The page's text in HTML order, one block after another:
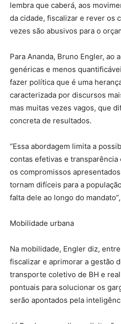
lembra que caberá, aos
da cidade, fiscalizar e rever os
vezes são abusivos para o
Para Ananda, Bruno Engler, ao
genéricas e menos
fazer política que é uma
caracterizada por discursos
mas muitas vezes vagos, que
concreta de resultados.
“Essa abordagem limita a
contas efetivas e transparência
os compromissos
tornam difíceis para a
falta dele ao longo do
Mobilidade urbana
Na mobilidade, Engler diz,
fiscalizar e aprimorar a gestão
transporte coletivo de BH e
pontuais para solucionar os
serão apontados pela